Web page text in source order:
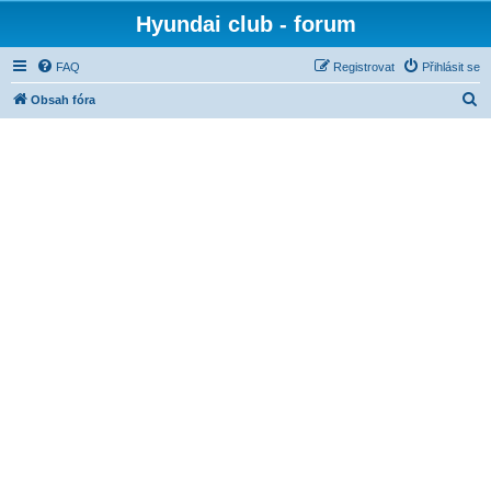
Hyundai club - forum
FAQ Přihlásit se
Registrovat
Obsah fóra